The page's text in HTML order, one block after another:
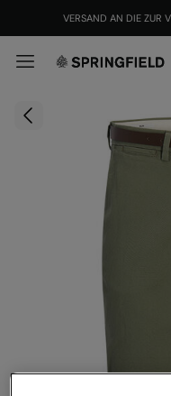
VERSAND AN DIE ZUR